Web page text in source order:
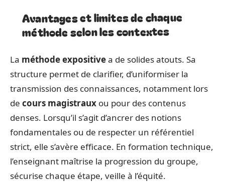
Avantages et limites de chaque
méthode selon les contextes
La méthode expositivea de solides atouts. Sa
structure permet de clarifier, d’uniformiser la
transmission des connaissances, notamment lors
de cours magistraux ou pour des contenus
denses. Lorsqu’il s’agit d’ancrer des notions
fondamentales ou de respecter un référentiel
strict, elle s’avère efficace. En formation technique,
l’enseignant maîtrise la progression du groupe,
sécurise chaque étape, veille à l’équité.